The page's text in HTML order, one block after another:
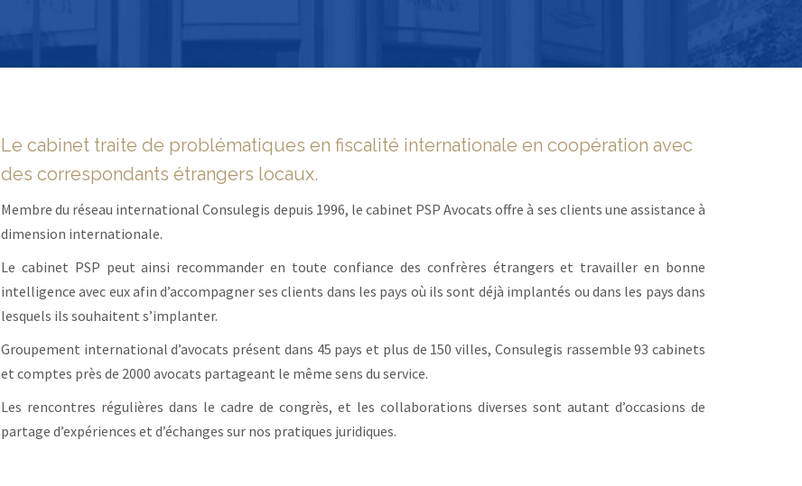
Le cabinet traite de problématiques en fiscalité internationale en coopération avec
des correspondants étrangers locaux.
Membre du réseau international Consulegis depuis 1996, le cabinet PSP Avocats offre à ses clients une assistance à
dimension internationale.
Le cabinet PSP peut ainsi recommander en toute confiance des confrères étrangers et travailler en bonne
intelligence avec eux afin d’accompagner ses clients dans les pays où ils sont déjà implantés ou dans les pays dans
lesquels ils souhaitent s’implanter.
Groupement international d’avocats présent dans 45 pays et plus de 150 villes, Consulegis rassemble 93 cabinets
et comptes près de 2000 avocats partageant le même sens du service.
Les rencontres régulières dans le cadre de congrès, et les collaborations diverses sont autant d’occasions de
partage d’expériences et d’échanges sur nos pratiques juridiques.